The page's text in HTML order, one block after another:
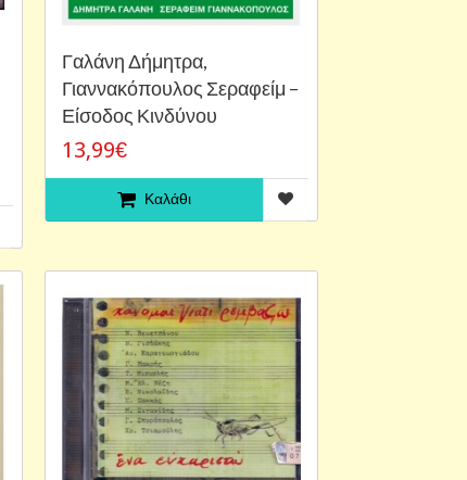
Γαλάνη Δήμητρα,
Γιαννακόπουλος ‎Σεραφείμ –
Είσοδος Κινδύνου
13,99€
Καλάθι